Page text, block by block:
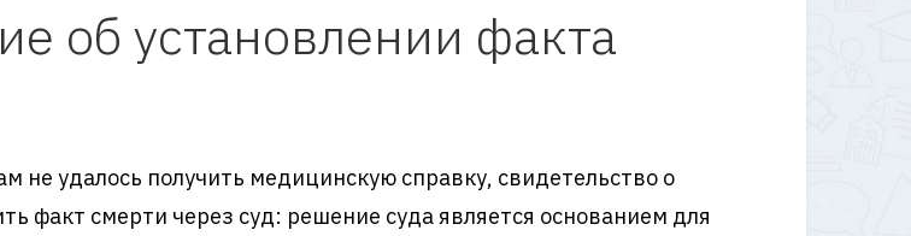
об установлении факта
не удалось получить медицинскую справку, свидетельство о
факт смерти через суд: решение суда является основанием для